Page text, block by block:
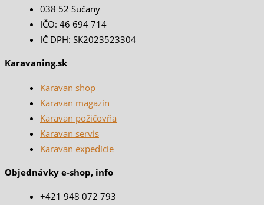
038 52 Sučany
IČO: 46 694 714
IČ DPH: SK2023523304
Karavaning.sk
Karavan shop
Karavan magazín
Karavan požičovňa
Karavan servis
Karavan expedície
Objednávky e-shop, info
+421 948 072 793